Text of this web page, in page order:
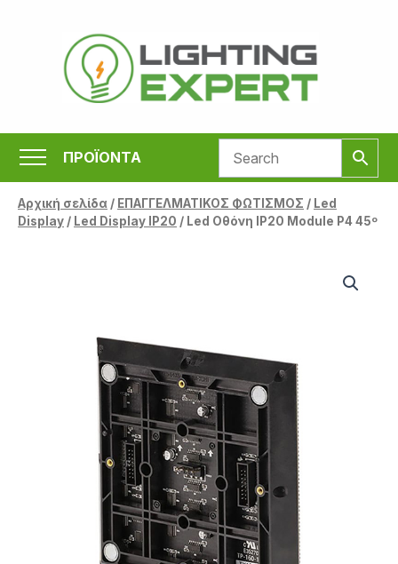
περιεχόμενο
ΠΡΟΪΟΝΤΑ
Αρχική σελίδα/ ΕΠΑΓΓΕΛΜΑΤΙΚΟΣ ΦΩΤΙΣΜΟΣ / Led
Display/ Led Display IP20 / Led Οθόνη IP20 Module P4 45º